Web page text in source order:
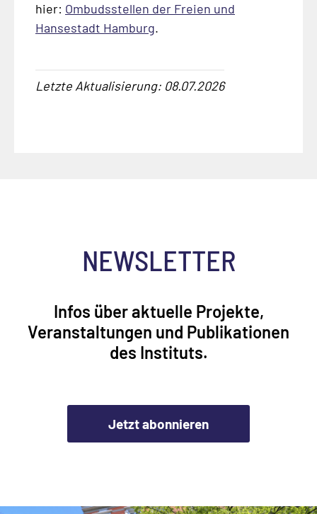
hier: Ombudsstellen der Freien und
Hansestadt Hamburg.
Letzte Aktualisierung: 08.07.2026
NEWSLETTER
Infos über aktuelle Projekte,
Veranstaltungen und Publikationen
des Instituts.
Jetzt abonnieren